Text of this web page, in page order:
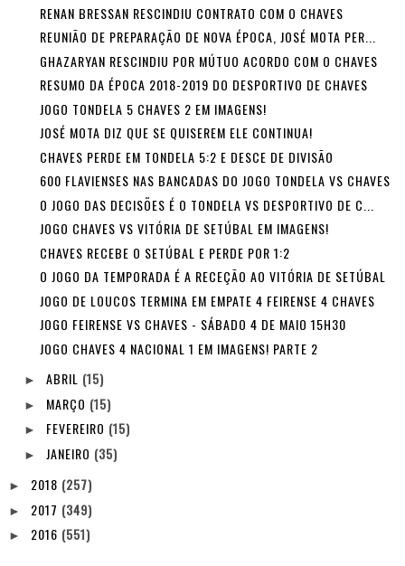
RENAN BRESSAN RESCINDIU CONTRATO COM O CHAVES
REUNIÃO DE PREPARAÇÃO DE NOVA ÉPOCA, JOSÉ MOTA PER...
GHAZARYAN RESCINDIU POR MÚTUO ACORDO COM O CHAVES
RESUMO DA ÉPOCA 2018-2019 DO DESPORTIVO DE CHAVES
JOGO TONDELA 5 CHAVES 2 EM IMAGENS!
JOSÉ MOTA DIZ QUE SE QUISEREM ELE CONTINUA!
CHAVES PERDE EM TONDELA 5:2 E DESCE DE DIVISÃO
600 FLAVIENSES NAS BANCADAS DO JOGO TONDELA VS CHAVES
O JOGO DAS DECISÕES É O TONDELA VS DESPORTIVO DE C...
JOGO CHAVES VS VITÓRIA DE SETÚBAL EM IMAGENS!
CHAVES RECEBE O SETÚBAL E PERDE POR 1:2
O JOGO DA TEMPORADA É A RECEÇÃO AO VITÓRIA DE SETÚBAL
JOGO DE LOUCOS TERMINA EM EMPATE 4 FEIRENSE 4 CHAVES
JOGO FEIRENSE VS CHAVES - SÁBADO 4 DE MAIO 15H30
JOGO CHAVES 4 NACIONAL 1 EM IMAGENS! PARTE 2
► ABRIL (15)
► MARÇO (15)
► FEVEREIRO (15)
► JANEIRO (35)
► 2018 (257)
► 2017 (349)
► 2016 (551)